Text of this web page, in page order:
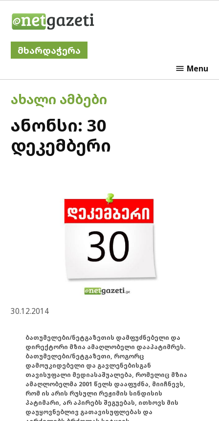
მხარდაჭერა
Menu
POSTED
IN
ᲐᲮᲐᲚᲘ ᲐᲛᲑᲔᲑᲘ
ანონსი: 30
დეკემბერი
30.12.2014
ბათუმელები/ნეტგაზეთის დამფუძნებელი და
დირექტორი მზია ამაღლობელი დააპატიმრეს.
ბათუმელები/ნეტგაზეთი, როგორც
დამოუკიდებელი და გავლენებისგან
თავისუფალი მედიასაშუალება, რომელიც მზია
ამაღლობელმა 2001 წელს დააფუძნა, მიიჩნევს,
რომ ის არის რუსული რეჟიმის სინდისის
პატიმარი, არ აპირებს შეგუებას, ითხოვს მის
დაუყოვნებლივ გათავისუფლებას და